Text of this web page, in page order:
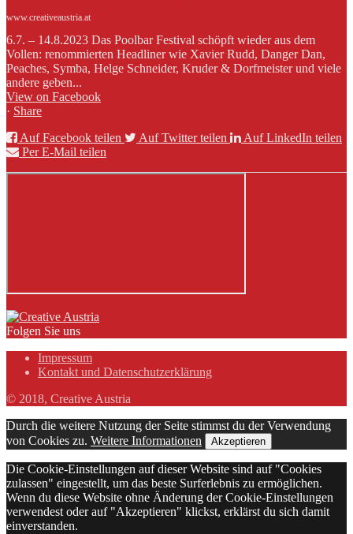
www.creativeaustria.at
6.7. – 14.8.2023 Das Poolbar Festival schöpft wieder aus dem
Vollen: renommierten Headliner wie Xavier Rudd, Danger Dan,
Peaches, Symba, Helge Schneider, Kruder & Dorfmeister und viele
andere geben...
View on Facebook
· Share
Auf Facebook teilen
Auf Twitter teilen
Auf LinkedIn teilen
Per E-Mail teilen
Folgen Sie uns
Impressum
Kontakt und Datenschutzerklärung
© 2018, Creative Austria
Durch die weitere Nutzung der Seite stimmst du der Verwendung
von Cookies zu. Weitere Informationen Akzeptieren
Die Cookie-Einstellungen auf dieser Website sind auf "Cookies
zulassen" eingestellt, um das beste Surferlebnis zu ermöglichen.
Wenn du diese Website ohne Änderung der Cookie-Einstellungen
verwendest oder auf "Akzeptieren" klickst, erklärst du sich damit
einverstanden.